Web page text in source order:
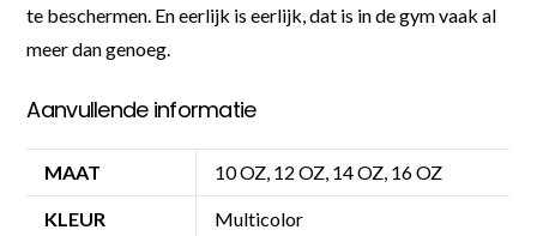
te beschermen. En eerlijk is eerlijk, dat is in de gym vaak al
meer dan genoeg.
Aanvullende informatie
MAAT 10 OZ, 12 OZ, 14 OZ, 16 OZ
KLEUR Multicolor